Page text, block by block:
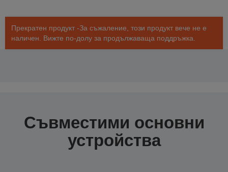
Прекратен продукт -За съжаление, този продукт вече не е
наличен. Вижте по-долу за продължаваща поддръжка.
Съвместими основни
устройства